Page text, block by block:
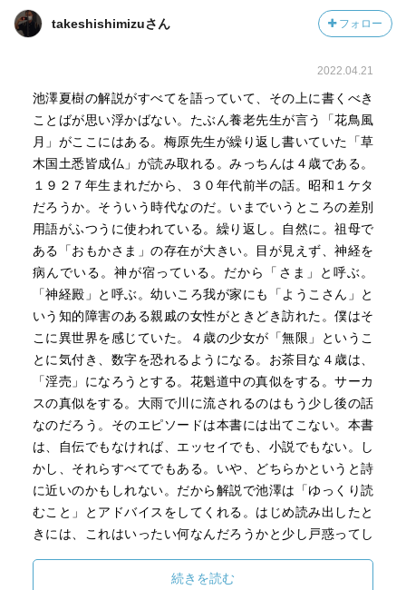
れたような気持ちになった。
出だしは、「五月の暗鬱は、麦の熟れ色に宿ってやって来
柿山の婆さま、と呼ばれる片目の潰れた働き者のおばあさ
ん。山のことや猿のことを、みちこに優しく教えてくれる
その婆さまが、突然に柿山で首をくくってしまう。気持ち
はまた書き出しに引っ張られていく、また重ねて読む。
「わたしにはなにかが納得され出していた。それは確実な
不幸感と云ってもよかった。この世の正相と変相が、同時
にみえはじめたと云ってもよかった」
前半の章では、おもかさまの髪を女郎のように結いなが
ら、髪につけたペンペン草の揺れる音に、この世の無常と
有情とをつくったりほぐしたりするあそびをあそぶ幼女だ
ったみちこ。そこから後、
「なにか濃密な、バランスをたもちきれぬ生命界の変相が
見えてこようとしていた」みちこは、水の溢れた田んぼへ
入っていく。
そういう鋭敏な目をもった人が見てしまう心の在り様のな
んたる残酷さと美しさなんだろうか。
確かにまだ全部手離す前に、「現世へはもう帰りたくなか
った」と思うのかもしれないと感じた。
選び取られる言葉も、色々と好きだった。
三千世界
弱いものたち向きに捨象された世の中(安らかに生きていく
takeshishimizuさん フォロー
2022.04.21
池澤夏樹の解説がすべてを語っていて、その上に書くべき
ことばが思い浮かばない。たぶん養老先生が言う「花鳥風
月」がここにはある。梅原先生が繰り返し書いていた「草
木国土悉皆成仏」が読み取れる。みっちんは４歳である。
１９２７年生まれだから、３０年代前半の話。昭和１ケタ
だろうか。そういう時代なのだ。いまでいうところの差別
用語がふつうに使われている。繰り返し。自然に。祖母で
ある「おもかさま」の存在が大きい。目が見えず、神経を
病んでいる。神が宿っている。だから「さま」と呼ぶ。
「神経殿」と呼ぶ。幼いころ我が家にも「ようこさん」と
いう知的障害のある親戚の女性がときどき訪れた。僕はそ
こに異世界を感じていた。４歳の少女が「無限」というこ
とに気付き、数字を恐れるようになる。お茶目な４歳は、
「淫売」になろうとする。花魁道中の真似をする。サーカ
スの真似をする。大雨で川に流されるのはもう少し後の話
なのだろう。そのエピソードは本書には出てこない。本書
は、自伝でもなければ、エッセイでも、小説でもない。し
かし、それらすべてでもある。いや、どちらかというと詩
に近いのかもしれない。だから解説で池澤は「ゆっくり読
むこと」とアドバイスをしてくれる。はじめ読み出したと
きには、これはいったい何なんだろうかと少し戸惑ってし
ということばを得て、本書の持つ意味、価値のようなもの
続きを読む